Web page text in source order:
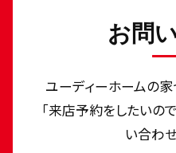
お問
ユーディーホームの
「来店予約をしたいの
い合わ